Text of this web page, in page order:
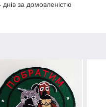
за домовленістю